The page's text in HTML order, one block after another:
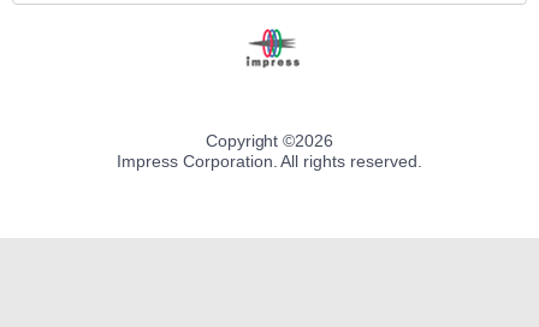
Copyright ©2026
Impress Corporation. All rights reserved.